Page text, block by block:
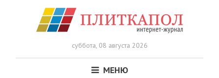
суббота,08 августа 2026
МЕНЮ